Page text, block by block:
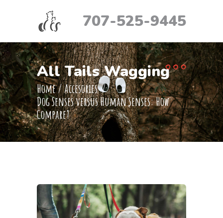
707-525-9445
All Tails Wagging
Home/Accesories/
Dog Senses versus Human Senses: How
Compare?